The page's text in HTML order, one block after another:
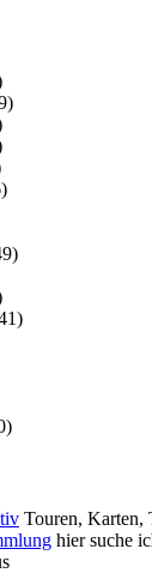
Touren, Karten,
hier suche